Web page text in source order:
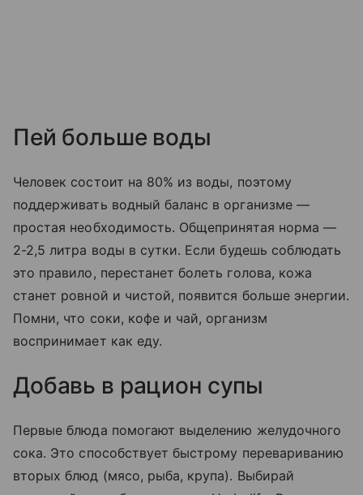
Пей больше воды
Человек состоит на 80% из воды, поэтому
поддерживать водный баланс в организме —
простая необходимость. Общепринятая норма —
2-2,5 литра воды в сутки. Если будешь соблюдать
это правило, перестанет болеть голова, кожа
станет ровной и чистой, появится больше энергии.
Помни, что соки, кофе и чай, организм
воспринимает как еду.
Добавь в рацион супы
Первые блюда помогают выделению желудочного
сока. Это способствует быстрому перевариванию
вторых блюд (мясо, рыба, крупа). Выбирай